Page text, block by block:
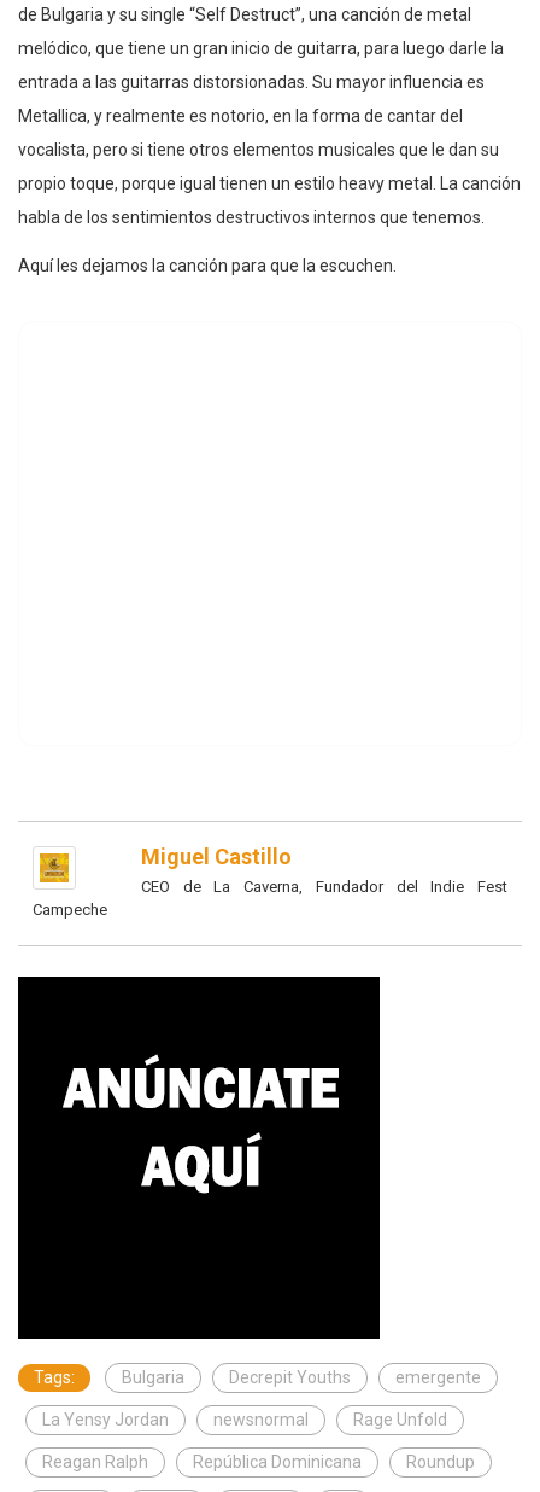
de Bulgaria y su single “Self Destruct”, una canción de metal
melódico, que tiene un gran inicio de guitarra, para luego darle la
entrada a las guitarras distorsionadas. Su mayor influencia es
Metallica, y realmente es notorio, en la forma de cantar del
vocalista, pero si tiene otros elementos musicales que le dan su
propio toque, porque igual tienen un estilo heavy metal. La canción
habla de los sentimientos destructivos internos que tenemos.
Aquí les dejamos la canción para que la escuchen.
Miguel Castillo
CEO de La Caverna, Fundador del Indie Fest
Campeche
Tags: Bulgaria Decrepit Youths emergente
La Yensy Jordan newsnormal Rage Unfold
Reagan Ralph República Dominicana Roundup